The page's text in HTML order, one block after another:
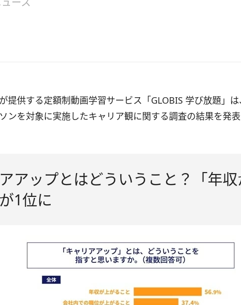
提供する定額制動画学習サービス「GLOBIS 学び放題」
ンを対象に実施したキャリア観に関する調査の結果を発表
アップとはどういうこと？「年
1位に